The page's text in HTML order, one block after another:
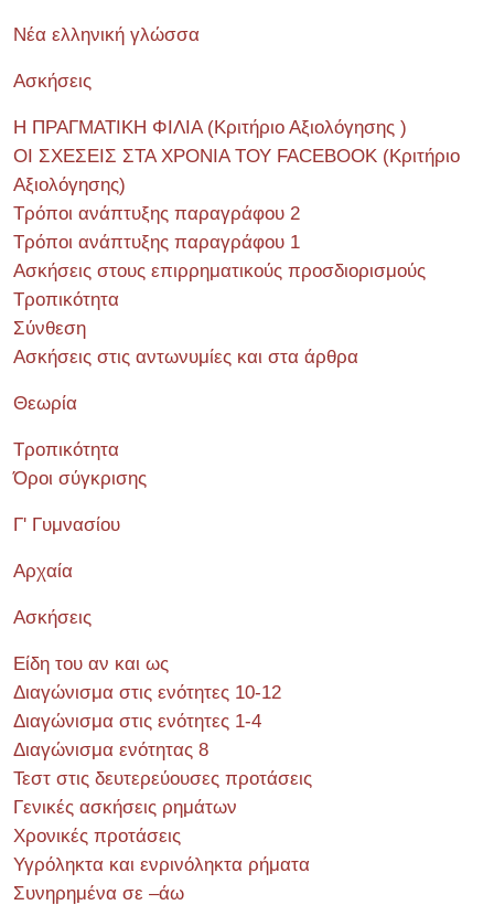
Νέα ελληνική γλώσσα
Ασκήσεις
Η ΠΡΑΓΜΑΤΙΚΗ ΦΙΛΙΑ (Κριτήριο Αξιολόγησης )
ΟΙ ΣΧΕΣΕΙΣ ΣΤΑ ΧΡΟΝΙΑ ΤΟΥ FACEBOOK (Kριτήριο
Αξιολόγησης)
Τρόποι ανάπτυξης παραγράφου 2
Τρόποι ανάπτυξης παραγράφου 1
Ασκήσεις στους επιρρηματικούς προσδιορισμούς
Τροπικότητα
Σύνθεση
Ασκήσεις στις αντωνυμίες και στα άρθρα
Θεωρία
Τροπικότητα
Όροι σύγκρισης
Γ' Γυμνασίου
Αρχαία
Ασκήσεις
Είδη του αν και ως
Διαγώνισμα στις ενότητες 10-12
Διαγώνισμα στις ενότητες 1-4
Διαγώνισμα ενότητας 8
Τεστ στις δευτερεύουσες προτάσεις
Γενικές ασκήσεις ρημάτων
Χρονικές προτάσεις
Υγρόληκτα και ενρινόληκτα ρήματα
Συνηρημένα σε –άω